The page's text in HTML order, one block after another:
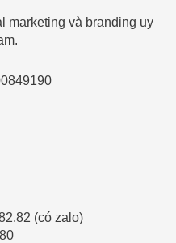
marketing và branding uy
(có zalo)